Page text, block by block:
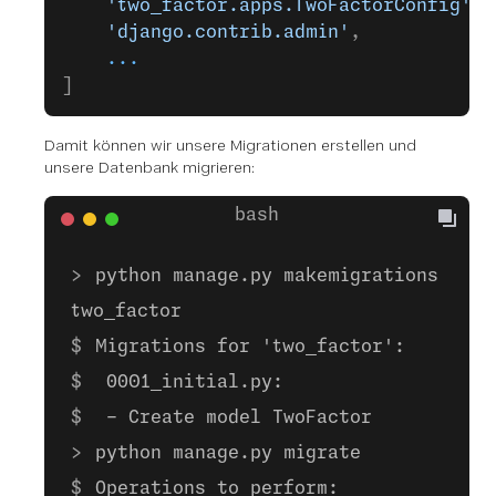
    'two_factor.apps.TwoFactorConfig'
    'django.contrib.admin'
,
    ...
Damit können wir unsere Migrationen erstellen und
unsere Datenbank migrieren:
python manage.py makemigrations
two_factor
Migrations for 'two_factor':
0001_initial.py:
- Create model TwoFactor
python manage.py migrate
Operations to perform: